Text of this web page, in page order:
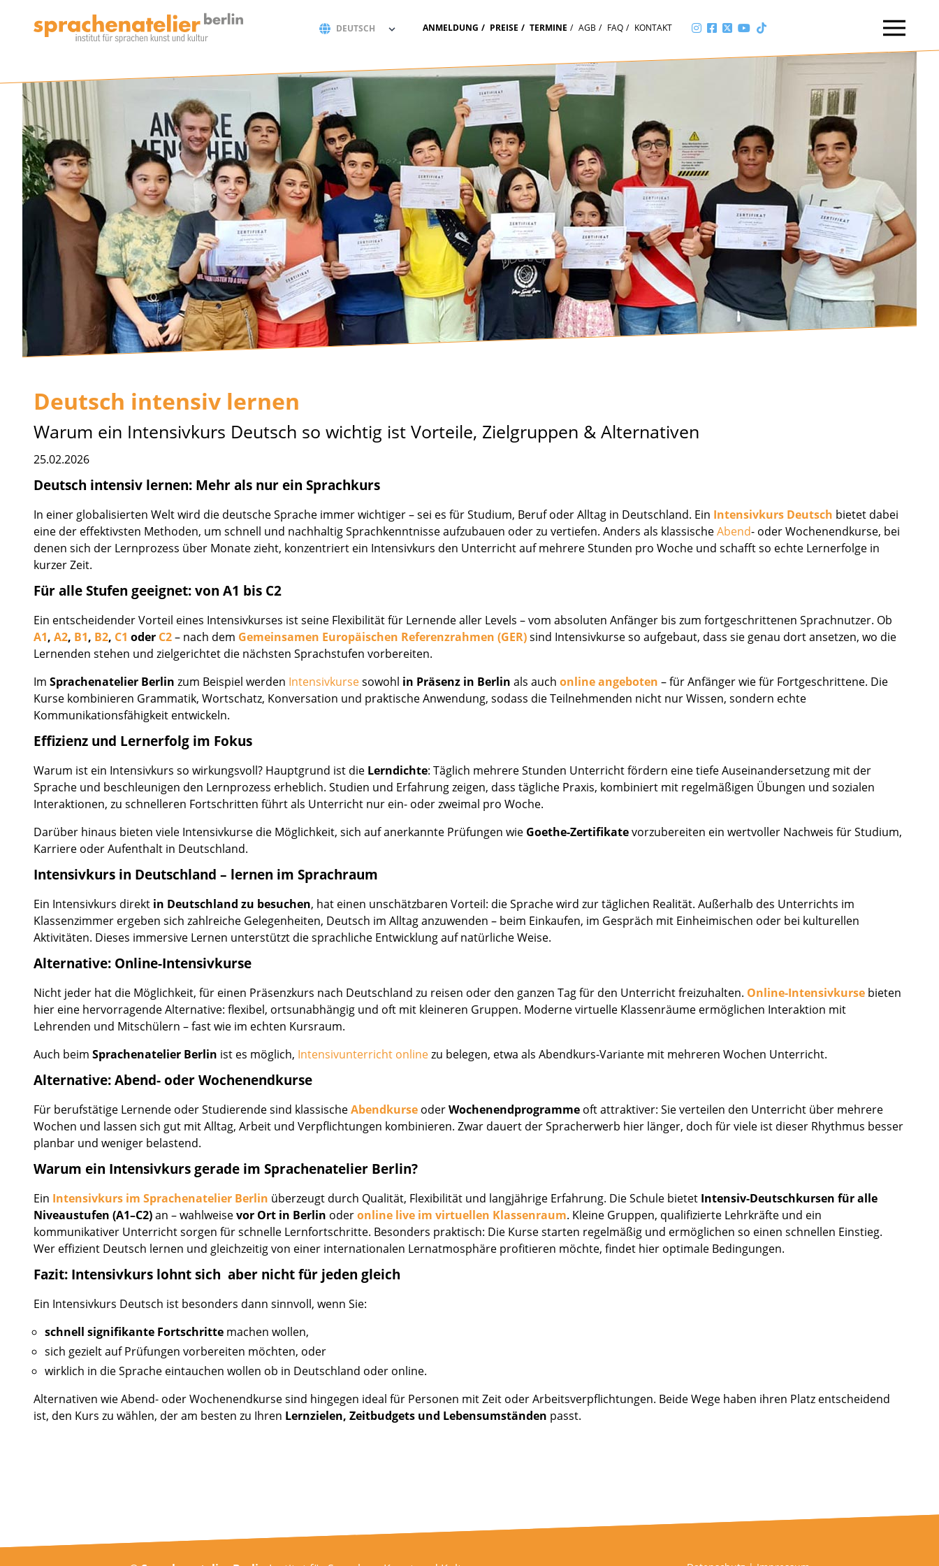
ANMELDUNG PREISE TERMINE AGB FAQ KONTAKT
Deutsch intensiv lernen
Warum ein Intensivkurs Deutsch so wichtig ist Vorteile, Zielgruppen & Alternativen
25.02.2026
Deutsch intensiv lernen: Mehr als nur ein Sprachkurs
In einer globalisierten Welt wird die deutsche Sprache immer wichtiger – sei es für Studium, Beruf oder Alltag in Deutschland. Ein Intensivkurs Deutsch bietet dabei
eine der effektivsten Methoden, um schnell und nachhaltig Sprachkenntnisse aufzubauen oder zu vertiefen. Anders als klassischeAbend- oder Wochenendkurse, bei
denen sich der Lernprozess über Monate zieht, konzentriert ein Intensivkurs den Unterricht auf mehrere Stunden pro Woche und schafft so echte Lernerfolge in
kurzer Zeit.
Für alle Stufen geeignet: von A1 bis C2
Ein entscheidender Vorteil eines Intensivkurses ist seine Flexibilität für Lernende aller Levels – vom absoluten Anfänger bis zum fortgeschrittenen Sprachnutzer. Ob
A1, A2, B1, B2, C1 oder C2– nach dem Gemeinsamen Europäischen Referenzrahmen (GER)sind Intensivkurse so aufgebaut, dass sie genau dort ansetzen, wo die
Lernenden stehen und zielgerichtet die nächsten Sprachstufen vorbereiten.
Im Sprachenatelier Berlin zum Beispiel werden Intensivkursesowohl in Präsenz in Berlin als auch online angeboten – für Anfänger wie für Fortgeschrittene. Die
Kurse kombinieren Grammatik, Wortschatz, Konversation und praktische Anwendung, sodass die Teilnehmenden nicht nur Wissen, sondern echte
Kommunikationsfähigkeit entwickeln.
Effizienz und Lernerfolg im Fokus
Warum ist ein Intensivkurs so wirkungsvoll? Hauptgrund ist die Lerndichte: Täglich mehrere Stunden Unterricht fördern eine tiefe Auseinandersetzung mit der
Sprache und beschleunigen den Lernprozess erheblich. Studien und Erfahrung zeigen, dass tägliche Praxis, kombiniert mit regelmäßigen Übungen und sozialen
Interaktionen, zu schnelleren Fortschritten führt als Unterricht nur ein- oder zweimal pro Woche.
Darüber hinaus bieten viele Intensivkurse die Möglichkeit, sich auf anerkannte Prüfungen wie Goethe-Zertifikatevorzubereiten ein wertvoller Nachweis für Studium,
Karriere oder Aufenthalt in Deutschland.
Intensivkurs in Deutschland – lernen im Sprachraum
Ein Intensivkurs direkt in Deutschland zu besuchen, hat einen unschätzbaren Vorteil: die Sprache wird zur täglichen Realität. Außerhalb des Unterrichts im
Klassenzimmer ergeben sich zahlreiche Gelegenheiten, Deutsch im Alltag anzuwenden – beim Einkaufen, im Gespräch mit Einheimischen oder bei kulturellen
Aktivitäten. Dieses immersive Lernen unterstützt die sprachliche Entwicklung auf natürliche Weise.
Alternative: Online-Intensivkurse
Nicht jeder hat die Möglichkeit, für einen Präsenzkurs nach Deutschland zu reisen oder den ganzen Tag für den Unterricht freizuhalten. Online-Intensivkurse bieten
hier eine hervorragende Alternative: flexibel, ortsunabhängig und oft mit kleineren Gruppen. Moderne virtuelle Klassenräume ermöglichen Interaktion mit
Lehrenden und Mitschülern – fast wie im echten Kursraum.
Auch beim Sprachenatelier Berlin ist es möglich, Intensivunterricht onlinezu belegen, etwa als Abendkurs-Variante mit mehreren Wochen Unterricht.
Alternative: Abend- oder Wochenendkurse
Für berufstätige Lernende oder Studierende sind klassischeAbendkurse oderWochenendprogramme oft attraktiver: Sie verteilen den Unterricht über mehrere
Wochen und lassen sich gut mit Alltag, Arbeit und Verpflichtungen kombinieren. Zwar dauert der Spracherwerb hier länger, doch für viele ist dieser Rhythmus besser
planbar und weniger belastend.
Warum ein Intensivkurs gerade im Sprachenatelier Berlin?
Ein Intensivkurs im Sprachenatelier Berlin überzeugt durch Qualität, Flexibilität und langjährige Erfahrung. Die Schule bietet Intensiv-Deutschkursen für alle
Niveaustufen (A1–C2)an – wahlweisevor Ort in Berlin oderonline live im virtuellen Klassenraum. Kleine Gruppen, qualifizierte Lehrkräfte und ein
kommunikativer Unterricht sorgen für schnelle Lernfortschritte. Besonders praktisch: Die Kurse starten regelmäßig und ermöglichen so einen schnellen Einstieg.
Wer effizient Deutsch lernen und gleichzeitig von einer internationalen Lernatmosphäre profitieren möchte, findet hier optimale Bedingungen.
Fazit: Intensivkurs lohnt sich aber nicht für jeden gleich
Ein Intensivkurs Deutsch ist besonders dann sinnvoll, wenn Sie:
schnell signifikante Fortschritte machen wollen,
sich gezielt auf Prüfungen vorbereiten möchten, oder
wirklich in die Sprache eintauchen wollen ob in Deutschland oder online.
Alternativen wie Abend- oder Wochenendkurse sind hingegen ideal für Personen mit Zeit oder Arbeitsverpflichtungen. Beide Wege haben ihren Platz entscheidend
ist, den Kurs zu wählen, der am besten zu Ihren Lernzielen, Zeitbudgets und Lebensumständen passt.